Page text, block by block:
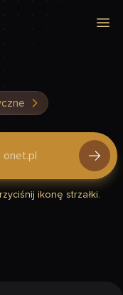
strona jest szybka
ikonę strzałki.